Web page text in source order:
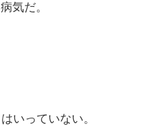
気だ。
いっていない。